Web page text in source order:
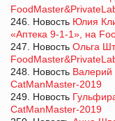
246. Новость Юлия
«Аптека 9-1-1», на
247. Новость Ольга
248. Новость
CatManMaster-2019
249. Новость
CatManMaster-2019